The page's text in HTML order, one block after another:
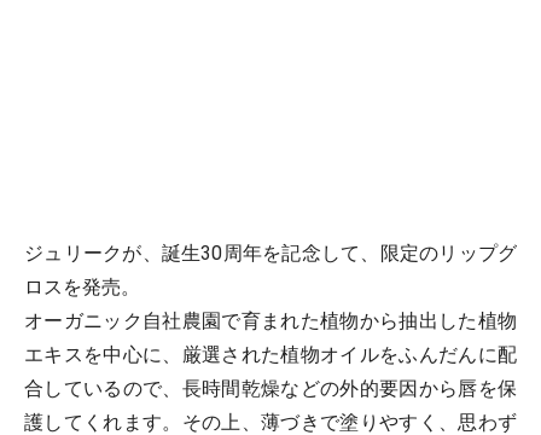
ジュリークが、誕生30周年を記念して、限定のリップグ
ロスを発売。
オーガニック自社農園で育まれた植物から抽出した植物
エキスを中心に、厳選された植物オイルをふんだんに配
合しているので、長時間乾燥などの外的要因から唇を保
護してくれます。その上、薄づきで塗りやすく、思わず